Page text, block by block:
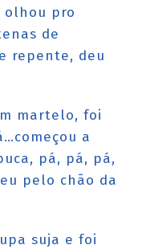
olhou pro
de
repente, deu
martelo, foi
a
pá, pá, pá,
pelo chão da
suja e foi